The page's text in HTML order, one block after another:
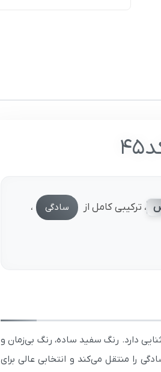
، ترکیبی کامل از سادگی ،
دارد. رنگ سفید ساده، رنگ بی‌زمان و
را منتقل می‌کند و انتخابی عالی برای